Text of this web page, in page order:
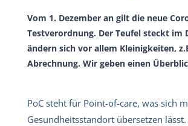
Vom 1. Dezember an gilt die neue
Testverordnung. Der Teufel steckt im
ändern sich vor allem Kleinigkeiten,
Abrechnung. Wir geben einen
PoC steht für Point-of-care, was sich
Gesundheitsstandort übersetzen lässt.